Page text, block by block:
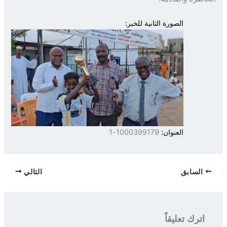
الصورة الثانية للخبر:
العنوان: 1000399179-1
السابق
اترك تعليقاً